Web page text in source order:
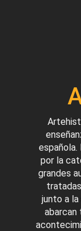
española.
por la
grandes
junto a
abarcan